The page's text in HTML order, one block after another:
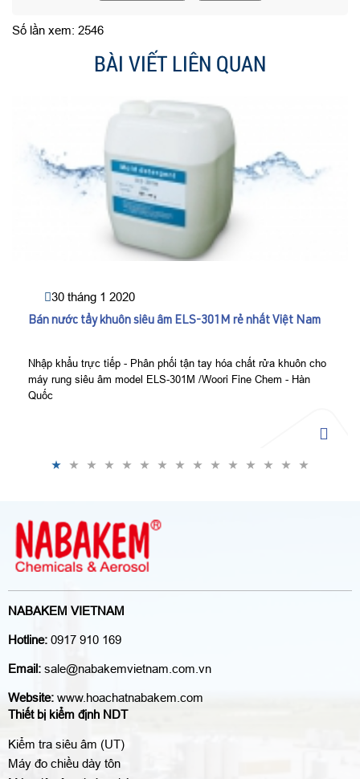
Số lần xem: 2546
BÀI VIẾT LIÊN QUAN
30 tháng 1 2020
Bán nước tẩy khuôn siêu âm ELS-301M rẻ nhất Việt Nam
Nhập khẩu trực tiếp - Phân phối tận tay hóa chất rửa khuôn cho
máy rung siêu âm model ELS-301M /Woori Fine Chem - Hàn
Quốc
NABAKEM VIETNAM
Hotline: 0917 910 169
Email: sale@nabakemvietnam.com.vn
Website: www.hoachatnabakem.com
Thiết bị kiểm định NDT
Kiểm tra siêu âm (UT)
Máy đo chiều dày tôn